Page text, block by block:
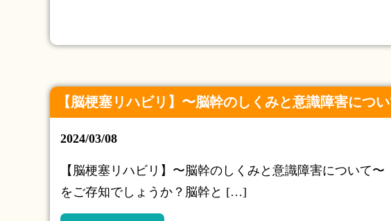
【脳梗塞リハビリ】〜脳幹のしくみと意識障害につ
2024/03/08
【脳梗塞リハビリ】〜脳幹のしくみと意識障害について
をご存知でしょうか？脳幹と […]